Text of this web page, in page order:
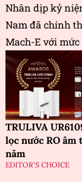
Nhân dịp kỷ
Nam đã chính
Mach-E với
TRULIVA
lọc nước RO âm
năm
EDITOR'S CHOICE